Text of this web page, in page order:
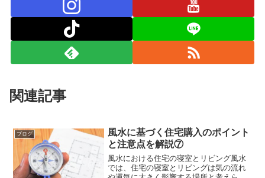
関連記事
ブログ
風水に基づく住宅購入のポイント
と注意点を解説⑦
風水における住宅の寝室とリビング風水
では、住宅の寝室とリビングは気の流れ